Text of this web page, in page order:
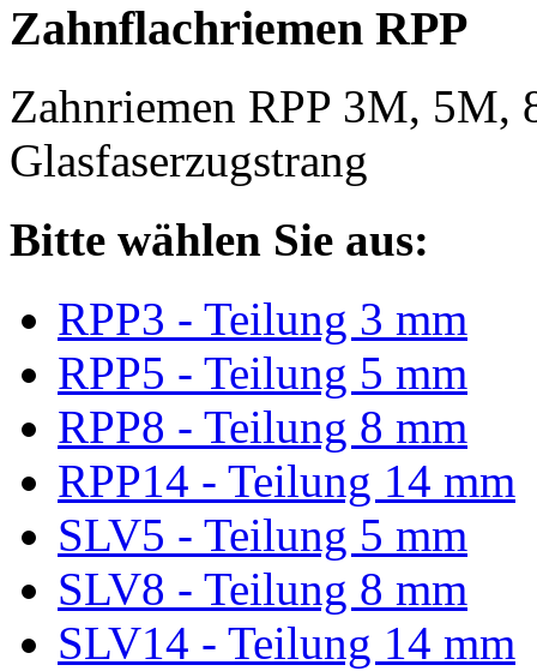
Zahnflachriemen RPP
Zahnriemen RPP 3M, 5M,
Glasfaserzugstrang
Bitte wählen Sie aus:
RPP3 - Teilung 3 mm
RPP5 - Teilung 5 mm
RPP8 - Teilung 8 mm
RPP14 - Teilung 14 mm
SLV5 - Teilung 5 mm
SLV8 - Teilung 8 mm
SLV14 - Teilung 14 mm